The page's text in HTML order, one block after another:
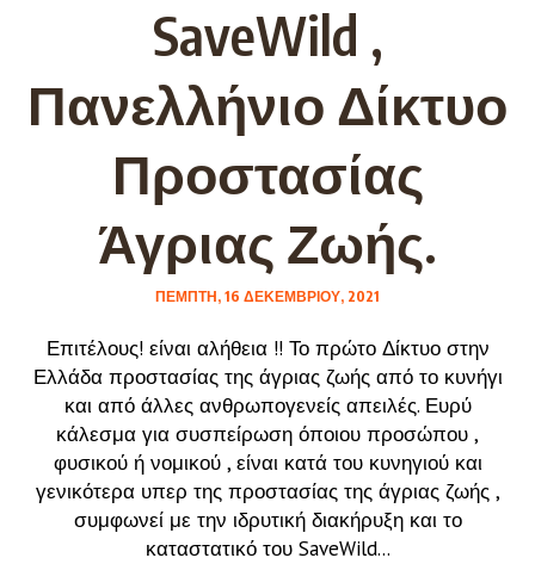
SaveWild ,
Πανελλήνιο Δίκτυο
Προστασίας
Άγριας Ζωής.
ΠΈΜΠΤΗ, 16 ΔΕΚΕΜΒΡΊΟΥ, 2021
Επιτέλους! είναι αλήθεια !! Το πρώτο Δίκτυο στην
Ελλάδα προστασίας της άγριας ζωής από το κυνήγι
και από άλλες ανθρωπογενείς απειλές. Ευρύ
κάλεσμα για συσπείρωση όποιου προσώπου ,
φυσικού ή νομικού , είναι κατά του κυνηγιού και
γενικότερα υπερ της προστασίας της άγριας ζωής ,
συμφωνεί με την ιδρυτική διακήρυξη και το
καταστατικό του SaveWild...